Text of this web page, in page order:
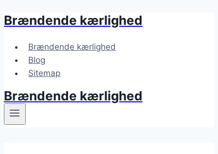
Fortsæt
indhold
Brændende kærlighed
Brændende kærlighed
Blog
Sitemap
Brændende kærlighed